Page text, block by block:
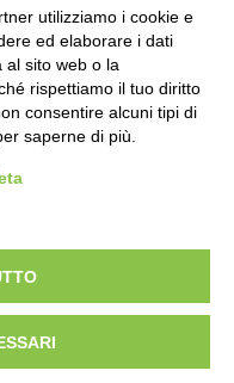
utilizziamo i cookie e
ed elaborare i dati
al sito web o la
rispettiamo il tuo diritto
consentire alcuni tipi di
saperne di più.